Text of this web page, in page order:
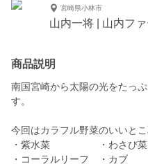
宮崎県小林市
山内一将 | 山内ファ
商品説明
南国宮崎から太陽の光をたっ
す。
今回はカラフル野菜のいいと
・紫水菜 ・わさび菜
・コーラルリーフ ・カブ